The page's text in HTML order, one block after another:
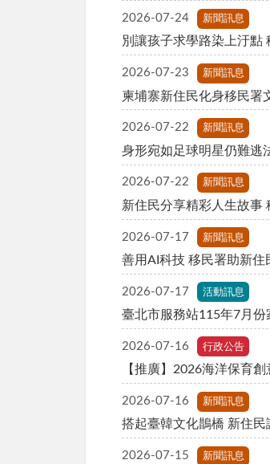
2026-07-24 新聞訊息
別讓孩子求學路染上汙點
2026-07-23 新聞訊息
柬埔寨新住民化身移民署
2026-07-22 新聞訊息
2026-07-22 新聞訊息
新住民分享精彩人生故事
2026-07-17 新聞訊息
善用AI科技 移民署助新住
2026-07-17 活動訊息
臺北市服務站115年7月
2026-07-16 行政公告
【推廣】2026海洋保育
2026-07-16 新聞訊息
搭起臺韓文化鵲橋 新住
2026-07-15 新聞訊息